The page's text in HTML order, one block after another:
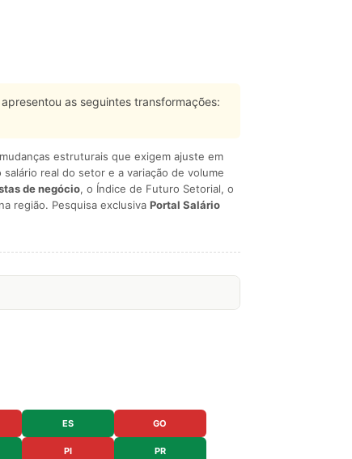
apresentou as seguintes transformações:
estruturais que exigem ajuste em
salário real do setor e a variação de volume
de negócio, o Índice de Futuro Setorial, o
região. Pesquisa exclusiva Portal Salário
ES GO
PI PR